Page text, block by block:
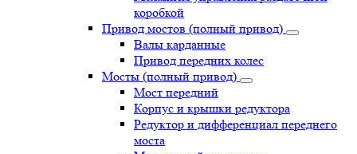
коробкой
Привод мостов (полный привод)
Валы карданные
Привод передних колес
Мосты (полный привод)
Мост передний
Корпус и крышки редуктора
Редуктор и дифференциал переднего
моста